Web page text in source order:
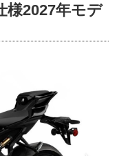
様2027年モデ